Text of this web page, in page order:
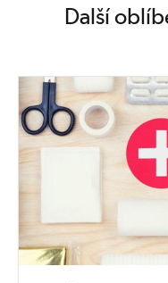
Další